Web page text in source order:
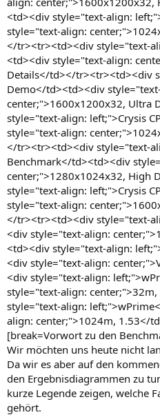
<td><div style="text-align:
style="text-align:
</tr><tr><td><div style="text-
<td><div style="text-align:
Details</td></tr><tr><td><div
Demo</td><td><div
center;">1600x1200x32, Ultra
style="text-align: left;">Crysis
style="text-align:
</tr><tr><td><div style="text-
Benchmark</td><td><div
center;">1280x1024x32, High
style="text-align: left;">Crysis
style="text-align:
</tr><tr><td><div style="text-
<div style="text-align:
<td><div style="text-align:
<div style="text-align:
<div style="text-align:
style="text-align:
style="text-align:
align: center;">1024m, 1.53</
[break=Vorwort zu den
Wir möchten uns heute nicht
Da wir es aber auf den
den Ergebnisdiagrammen zu
kurze Legende zeigen, welche
gehört.